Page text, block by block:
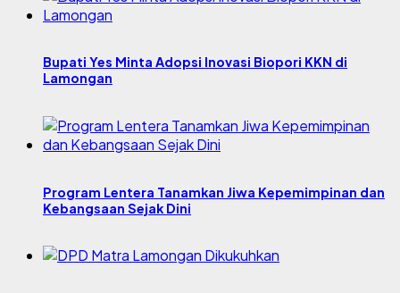
Bupati Yes Minta Adopsi Inovasi Biopori KKN di
Lamongan
Program Lentera Tanamkan Jiwa Kepemimpinan dan
Kebangsaan Sejak Dini